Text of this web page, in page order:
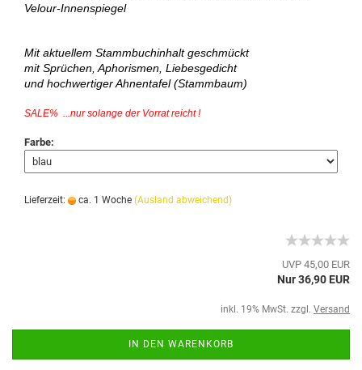
Velour-Innenspiegel
Mit aktuellem Stammbuchinhalt geschmückt
mit Sprüchen, Aphorismen, Liebesgedicht
und hochwertiger Ahnentafel (Stammbaum)
SALE% ...nur solange der Vorrat reicht !
Farbe:
Lieferzeit: ca. 1 Woche (Ausland abweichend)
UVP 45,00 EUR
Nur 36,90 EUR
inkl. 19% MwSt. zzgl. Versand
IN DEN WARENKORB